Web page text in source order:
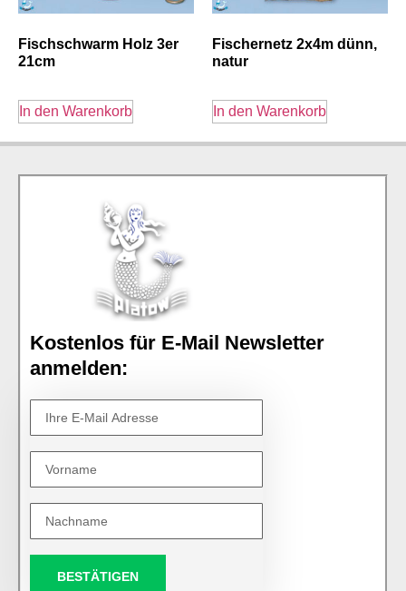
Fischschwarm Holz 3er
21cm
In den Warenkorb
Fischernetz 2x4m dünn,
natur
In den Warenkorb
Kostenlos für E-Mail Newsletter
anmelden:
BESTÄTIGEN